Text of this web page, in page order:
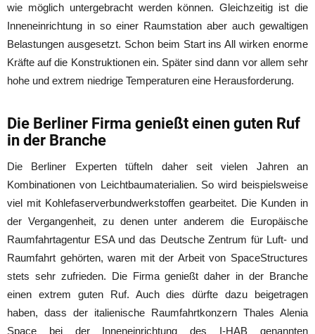
wie möglich untergebracht werden können. Gleichzeitig ist die
Inneneinrichtung in so einer Raumstation aber auch gewaltigen
Belastungen ausgesetzt. Schon beim Start ins All wirken enorme
Kräfte auf die Konstruktionen ein. Später sind dann vor allem sehr
hohe und extrem niedrige Temperaturen eine Herausforderung.
Die Berliner Firma genießt einen guten Ruf
in der Branche
Die Berliner Experten tüfteln daher seit vielen Jahren an
Kombinationen von Leichtbaumaterialien. So wird beispielsweise
viel mit Kohlefaserverbundwerkstoffen gearbeitet. Die Kunden in
der Vergangenheit, zu denen unter anderem die Europäische
Raumfahrtagentur ESA und das Deutsche Zentrum für Luft- und
Raumfahrt gehörten, waren mit der Arbeit von SpaceStructures
stets sehr zufrieden. Die Firma genießt daher in der Branche
einen extrem guten Ruf. Auch dies dürfte dazu beigetragen
haben, dass der italienische Raumfahrtkonzern Thales Alenia
Space bei der Inneneinrichtung des I-HAB genannten